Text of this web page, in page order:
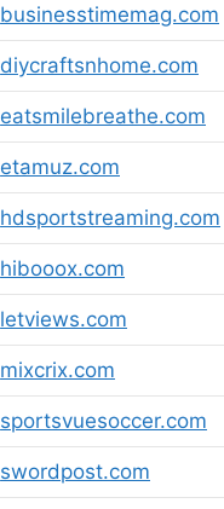
businesstimemag.com
diycraftsnhome.com
eatsmilebreathe.com
etamuz.com
hdsportstreaming.com
hibooox.com
letviews.com
mixcrix.com
sportsvuesoccer.com
swordpost.com